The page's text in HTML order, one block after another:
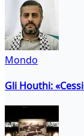
Mondo
Gli Houthi: